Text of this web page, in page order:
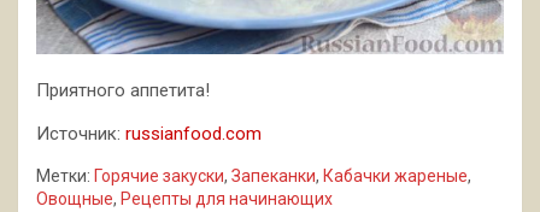
Приятного аппетита!
Источник: russianfood.com
Метки: Горячие закуски, Запеканки, Кабачки жареные,
Овощные, Рецепты для начинающих